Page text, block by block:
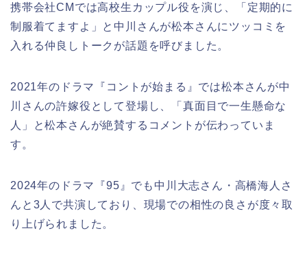
携帯会社CMでは高校生カップル役を演じ、「定期的に
制服着てますよ」と中川さんが松本さんにツッコミを
入れる仲良しトークが話題を呼びました。
2021年のドラマ『コントが始まる』では松本さんが中
川さんの許嫁役として登場し、「真面目で一生懸命な
人」と松本さんが絶賛するコメントが伝わっていま
す。
2024年のドラマ『95』でも中川大志さん・高橋海人さ
んと3人で共演しており、現場での相性の良さが度々取
り上げられました。